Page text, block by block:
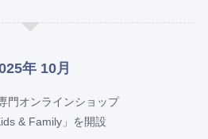
年 10月
門オンラインショップ
& Family」を開設